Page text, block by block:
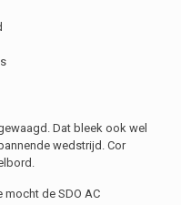
Dat bleek ook wel
wedstrijd. Cor
mocht de SDO AC